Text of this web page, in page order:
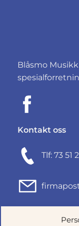
Blåsmo
Kontakt oss
Tlf: 73 51